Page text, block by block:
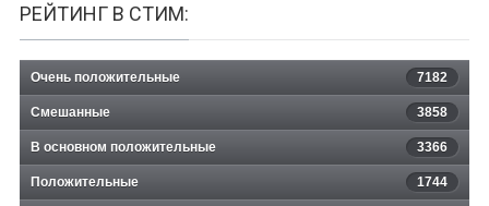
РЕЙТИНГ В СТИМ:
Очень положительные 7182
Смешанные 3858
В основном положительные 3366
Положительные 1744